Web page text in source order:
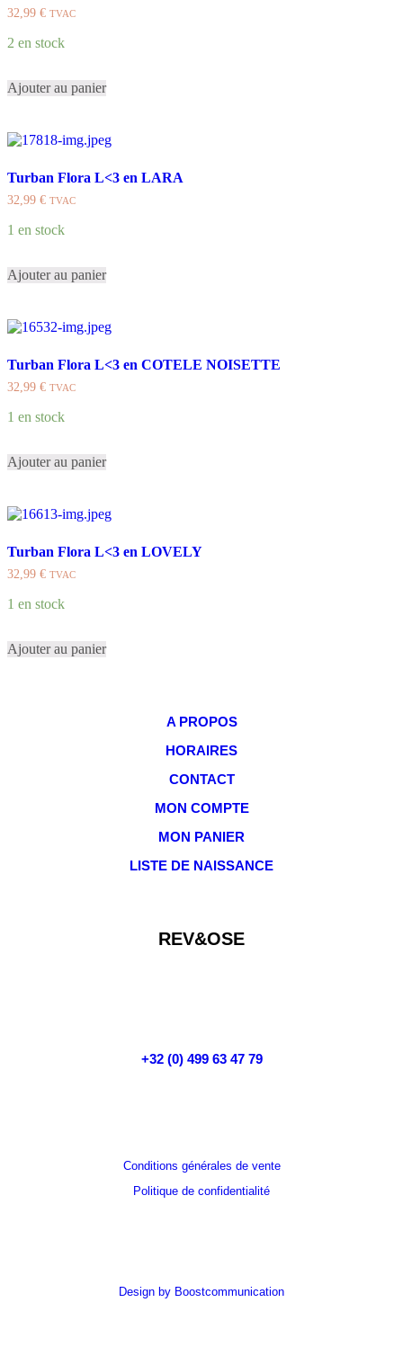
32,99 € TVAC
2 en stock
Ajouter au panier
Turban Flora L<3 en LARA
32,99 € TVAC
1 en stock
Ajouter au panier
Turban Flora L<3 en COTELE NOISETTE
32,99 € TVAC
1 en stock
Ajouter au panier
Turban Flora L<3 en LOVELY
32,99 € TVAC
1 en stock
Ajouter au panier
A PROPOS
HORAIRES
CONTACT
MON COMPTE
MON PANIER
LISTE DE NAISSANCE
REV&OSE
+32 (0) 499 63 47 79
Conditions générales de vente
Politique de confidentialité
Design by Boostcommunication